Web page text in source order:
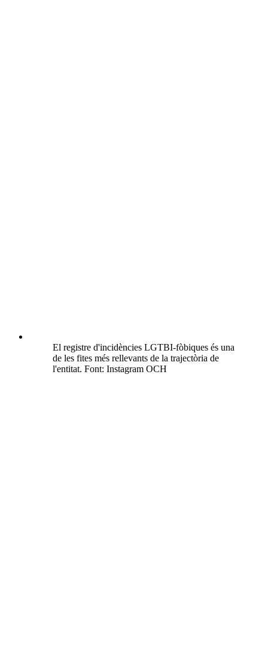
El registre d'incidències LGTBI-fòbiques és una
de les fites més rellevants de la trajectòria de
l'entitat. Font: Instagram OCH